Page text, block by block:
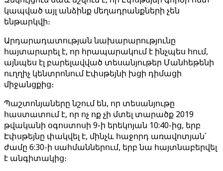
կապված այլ անձինք մեղադրանքների չեն
ենթարկվի։
Արդարադատության նախարարությունը
հայտարարել է, որ հրապարակում է ինչպես հում,
այնպես էլ բարելավված տեսանյութեր Մանհեթենի
ուղղիչ կենտրոնում Էփսթեյնի խցի դիմացի
միջանցքից։
Պաշտոնյաները նշում են, որ տեսանյութը
հաստատում է, որ ոչ ոք չի մտել տարածք 2019
թվականի օգոստոսի 9-ի երեկոյան 10:40-ից, երբ
Էփսթեյնը փակվել է, մինչև հաջորդ առավոտյան՝
ժամը 6:30-ի սահմաններում, երբ նա հայտնաբերվել
է անգիտակից։